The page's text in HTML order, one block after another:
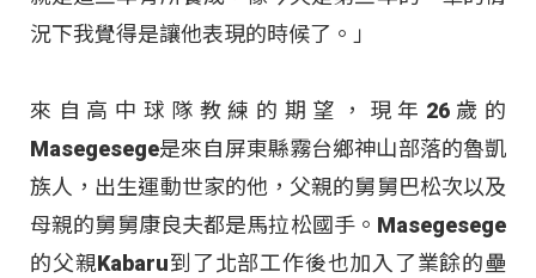
況下我覺得是讓他表現的時候了。」
來自高中球隊教練的期望，現年26歲的
Masegesege是來自屏東縣霧台鄉神山部落的魯凱
族人，出生運動世家的他，父親的舅舅巴松次以及
母親的舅舅康良夫都是馬拉松國手。Masegesege
的父親Kabaru到了北部工作後也加入了業餘的壘